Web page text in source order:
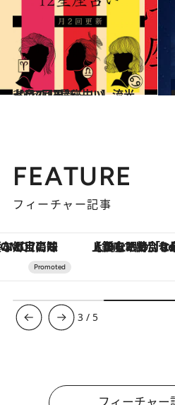
2026.7.29
【月2回更新 占い】流光七奈の12星座占い
占い 心理占星
FEATURE
フィーチャー記事
【銀座で出合う最旬美容】美髪ケアや上質な眠り…セルフケアのアップデートから、特別な名入れギフトまで
3 / 5
フィーチャー